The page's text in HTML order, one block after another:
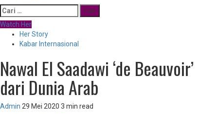
Cari
untuk:
Watch Her
Her Story
Kabar Internasional
Nawal El Saadawi ‘de Beauvoir’
dari Dunia Arab
Admin 29 Mei 2020 3 min read